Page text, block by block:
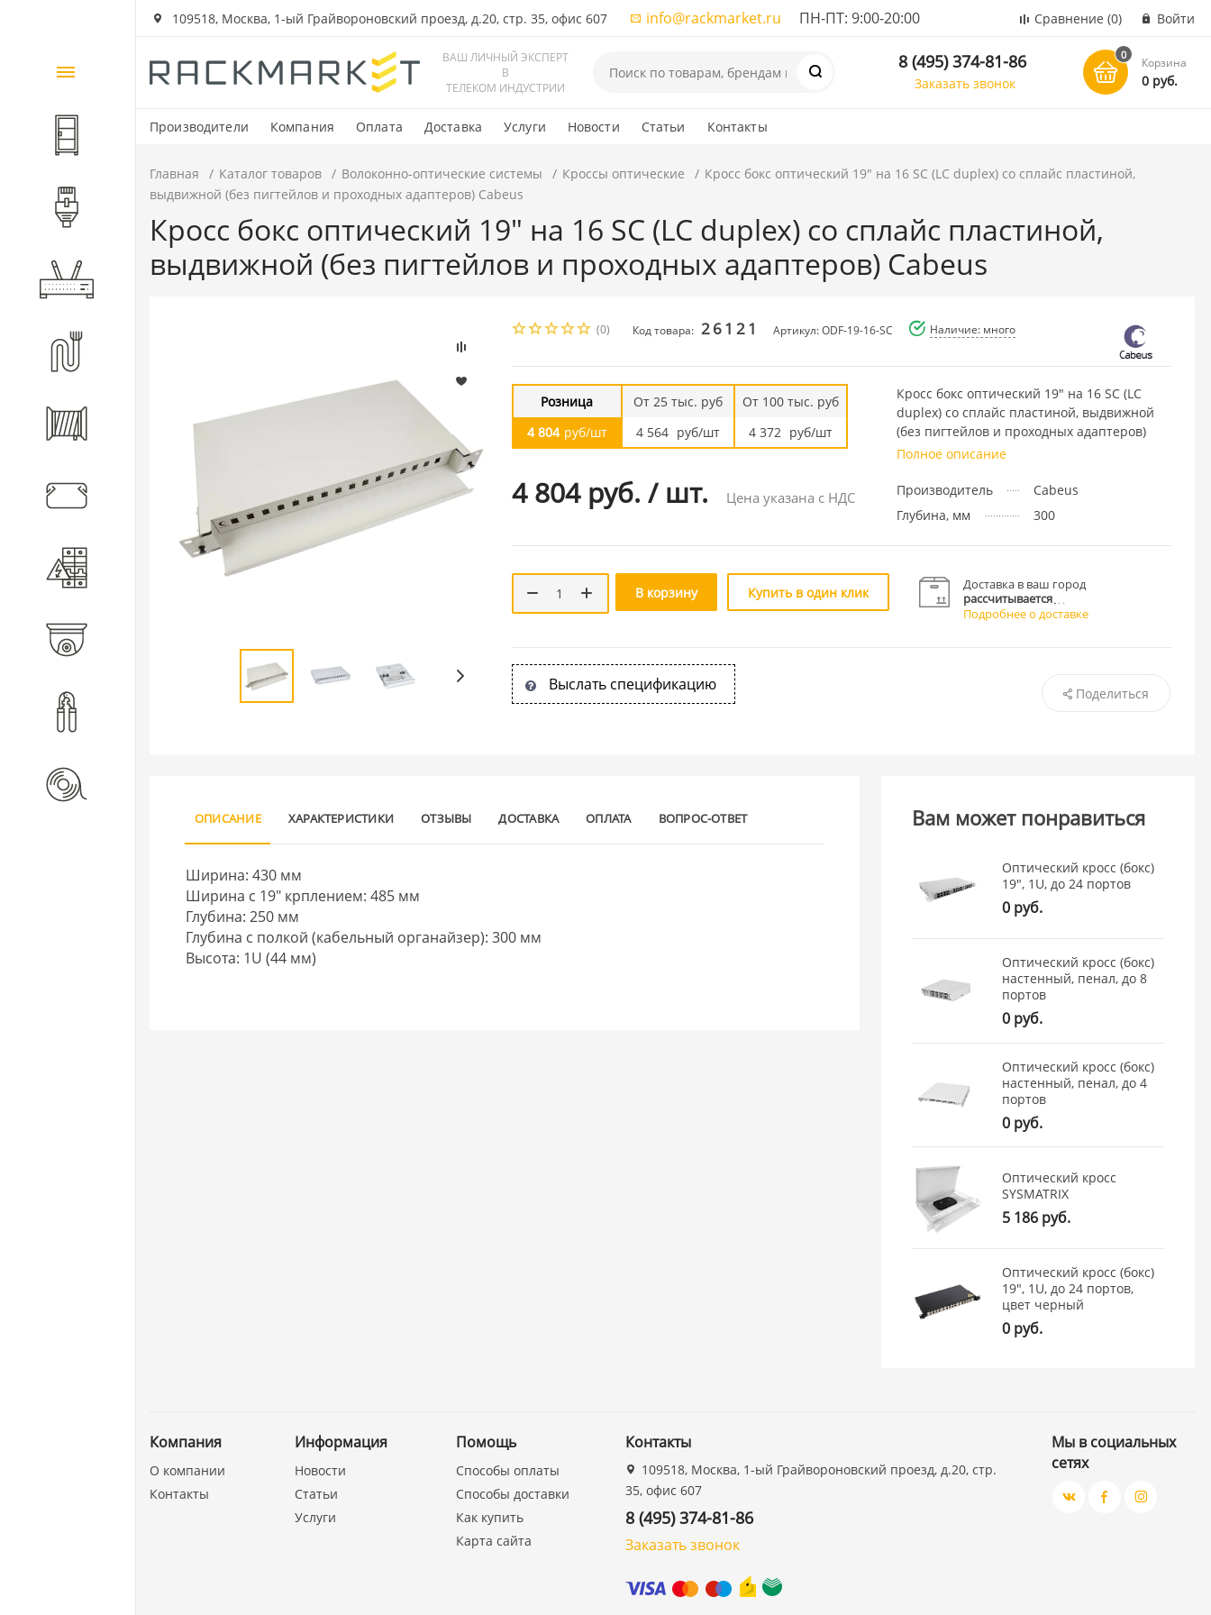
109518, Москва, 1-ый Грайвороновский проезд, д.20, стр. 35, офис 607 info@rackmarket.ru ПН-ПТ: 9:00-20:00 Сравнение (0) Войти
ВАШ ЛИЧНЫЙ ЭКСПЕРТ
В
ТЕЛЕКОМ ИНДУСТРИИ
8 (495) 374-81-86
Заказать звонок
0
Корзина
0 руб.
Производители Компания Оплата Доставка Услуги Новости Статьи Контакты
Каталог
товаров
Шкафы и стойки
Компоненты СКС
Активное оборудование
Электротехническое
Главная Каталог товаров Волоконно-оптические системы Кроссы оптические
Кросс бокс оптический 19" на 16 SC (LC duplex) со сплайс пластиной,
выдвижной (без пигтейлов и проходных адаптеров) Cabeus
Кросс бокс оптический 19" на 16 SC (LC duplex) со сплайс пластиной,
выдвижной (без пигтейлов и проходных адаптеров) Cabeus
(0) Код товара: 26121 Артикул: ODF-19-16-SC Наличие: много
Розница
4 804 руб/шт
От 25 тыс. руб
4 564 руб/шт
От 100 тыс. руб
4 372 руб/шт
4 804 руб. / шт. Цена указана с НДС
Кросс бокс оптический 19" на 16 SC (LC
duplex) со сплайс пластиной, выдвижной
(без пигтейлов и проходных адаптеров)
Полное описание
Производитель
Cabeus
Глубина, мм
300
В корзину Купить в один клик
Доставка в ваш город
рассчитывается
Подробнее о доставке
Выслать спецификацию Поделиться
ОПИСАНИЕ ХАРАКТЕРИСТИКИ ОТЗЫВЫ ДОСТАВКА ОПЛАТА ВОПРОС-ОТВЕТ
Ширина: 430 мм
Ширина c 19" крплением: 485 мм
Глубина: 250 мм
Глубина с полкой (кабельный органайзер): 300 мм
Высота: 1U (44 мм)
Вам может понравиться
Оптический кросс (бокс)
19", 1U, до 24 портов
0 руб.
Оптический кросс (бокс)
настенный, пенал, до 8
портов
0 руб.
Оптический кросс (бокс)
настенный, пенал, до 4
портов
0 руб.
Оптический кросс
SYSMATRIX
5 186 руб.
Оптический кросс (бокс)
19", 1U, до 24 портов,
цвет черный
0 руб.
Компания
О компании
Контакты
Информация
Новости
Статьи
Услуги
Помощь
Способы оплаты
Способы доставки
Как купить
Карта сайта
Контакты
109518, Москва, 1-ый Грайвороновский проезд, д.20, стр.
35, офис 607
8 (495) 374-81-86
Заказать звонок
Мы в социальных
сетях